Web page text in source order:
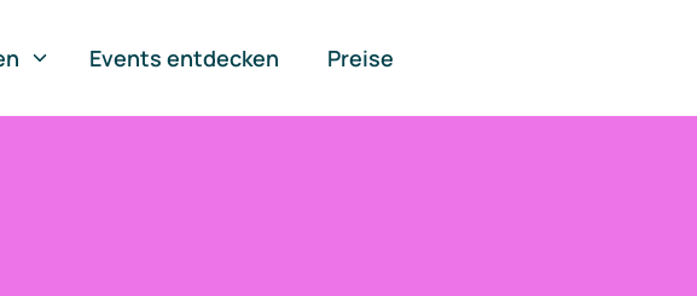
Events entdecken Preise